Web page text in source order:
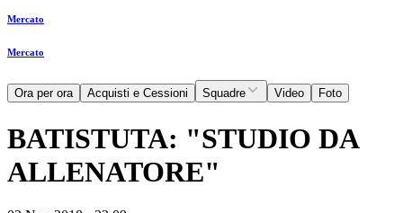
Mercato
Mercato
Ora per ora Acquisti e Cessioni Squadre Video Foto
BATISTUTA: "STUDIO DA
ALLENATORE"